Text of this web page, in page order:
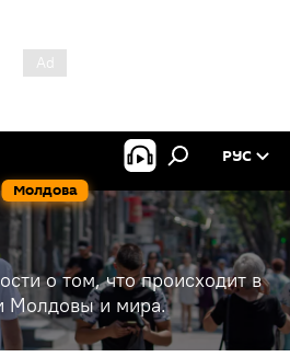
Молдова
РУС
о том, что происходит в
Молдовы и мира.